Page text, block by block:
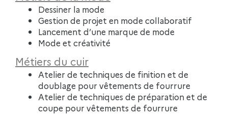
Dessiner la mode
Gestion de projet en mode collaboratif
Lancement d’une marque de mode
Mode et créativité
Métiers du cuir
Atelier de techniques de finition et de
doublage pour vêtements de fourrure
Atelier de techniques de préparation et de
coupe pour vêtements de fourrure